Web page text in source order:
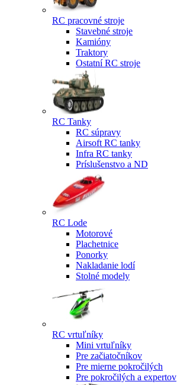
RC pracovné stroje
Stavebné stroje
Kamióny
Traktory
Ostatní RC stroje
RC Tanky
RC súpravy
Airsoft RC tanky
Infra RC tanky
Príslušenstvo a ND
RC Lode
Motorové
Plachetnice
Ponorky
Nakladanie lodí
Stolné modely
RC vrtuľníky
Mini vrtuľníky
Pre začiatočníkov
Pre mierne pokročilých
Pre pokročilých a expertov